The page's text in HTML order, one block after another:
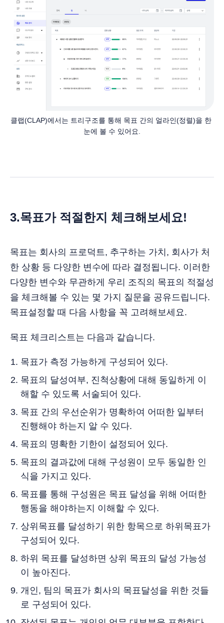
클랩(CLAP)에서는 트리구조를 통해 목표 간의 얼라인(정렬)을 한
눈에 볼 수 있어요.
3.목표가 적절한지 체크해보세요!
목표는 회사의 프로덕트, 추구하는 가치, 회사가 처
한 상황 등 다양한 변수에 따라 결정됩니다. 이러한
다양한 변수와 무관하게 우리 조직의 목표의 적절성
을 체크해볼 수 있는 몇 가지 질문을 공유드립니다.
목표설정할 때 다음 사항을 꼭 고려해보세요.
목표 체크리스트는 다음과 같습니다.
목표가 측정 가능하게 구성되어 있다.
목표의 달성여부, 진척상황에 대해 동일하게 이
해할 수 있도록 서술되어 있다.
목표 간의 우선순위가 명확하여 어떠한 일부터
진행해야 하는지 알 수 있다.
목표의 명확한 기한이 설정되어 있다.
목표의 결과값에 대해 구성원이 모두 동일한 인
식을 가지고 있다.
목표를 통해 구성원은 목표 달성을 위해 어떠한
행동을 해야하는지 이해할 수 있다.
상위목표를 달성하기 위한 항목으로 하위목표가
구성되어 있다.
하위 목표를 달성하면 상위 목표의 달성 가능성
이 높아진다.
개인, 팀의 목표가 회사의 목표달성을 위한 것들
로 구성되어 있다.